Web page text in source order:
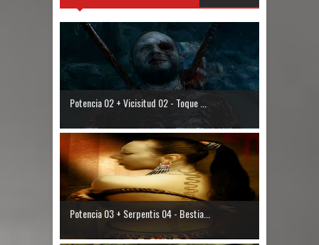
Potencia 02 + Vicisitud 02 - Toque ...
Potencia 03 + Serpentis 04 - Bestia...